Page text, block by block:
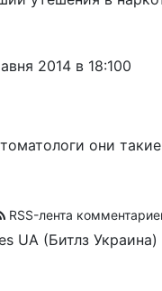
2014 в 18:100
они
RSS-лента
UA (Битлз Украина)